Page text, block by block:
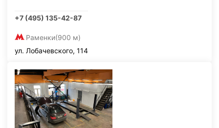
+7 (495) 135-42-87
Раменки(900 м)
ул. Лобачевского, 114